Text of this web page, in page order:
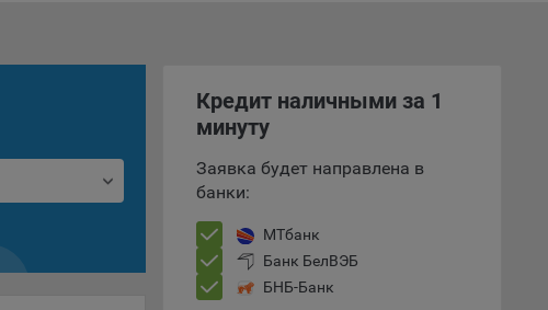
–
защите
(далее –
Кредит наличными за 1
минуту
Заявка будет направлена в
банки:
МТбанк
Банк БелВЭБ
БНБ-Банк